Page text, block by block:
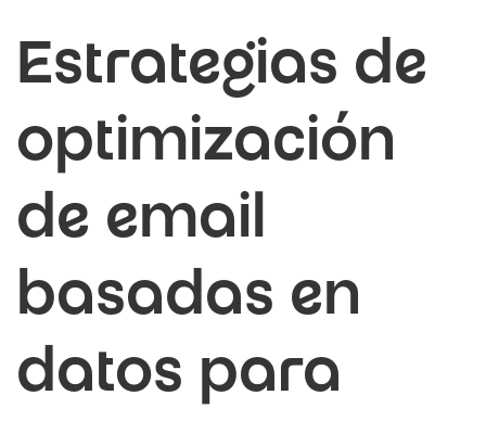
Estrategias de
optimización
de email
basadas en
datos para